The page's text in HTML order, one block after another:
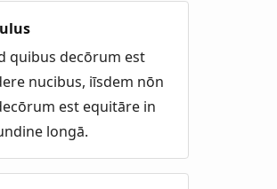
quibus decōrum est
nucibus, iīsdem nōn
est equitāre in
longā.